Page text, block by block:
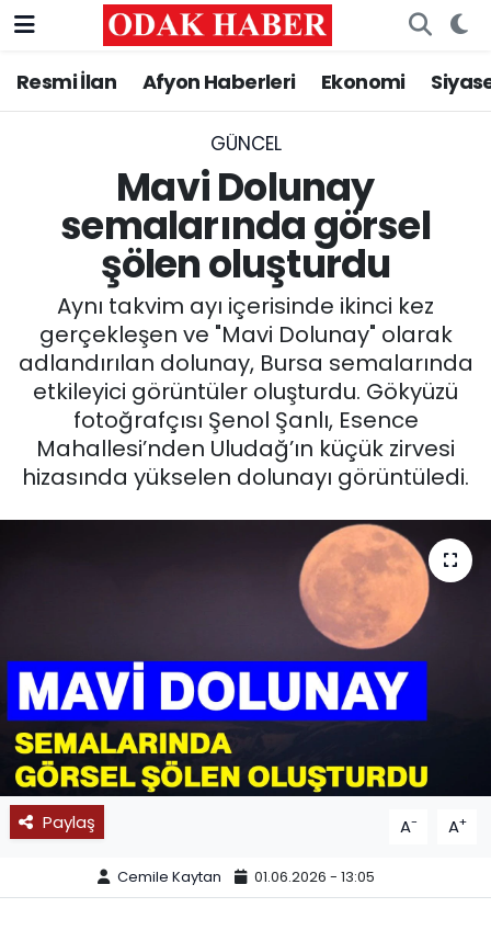
Resmi İlan Afyon Haberleri Ekonomi
GÜNCEL
Mavi Dolunay
semalarında görsel
şölen oluşturdu
Aynı takvim ayı içerisinde ikinci kez
gerçekleşen ve "Mavi Dolunay" olarak
adlandırılan dolunay, Bursa semalarında
etkileyici görüntüler oluşturdu. Gökyüzü
fotoğrafçısı Şenol Şanlı, Esence
Mahallesi’nden Uludağ’ın küçük zirvesi
hizasında yükselen dolunayı görüntüledi.
Paylaş A- A+
Cemile Kaytan 01.06.2026 - 13:05
AFYONKARAHİSAR HABERLERİ
ASAYİŞ
GÜNCEL
SİYASET
EĞİTİM
MAGAZİN
SAĞLIK
Nöbetçi Eczaneler
Trafik Durumu
Süper Lig Puan Durumu ve Fikstür
Tüm Manşetler
Son Dakika Haberleri
Haber Arşivi